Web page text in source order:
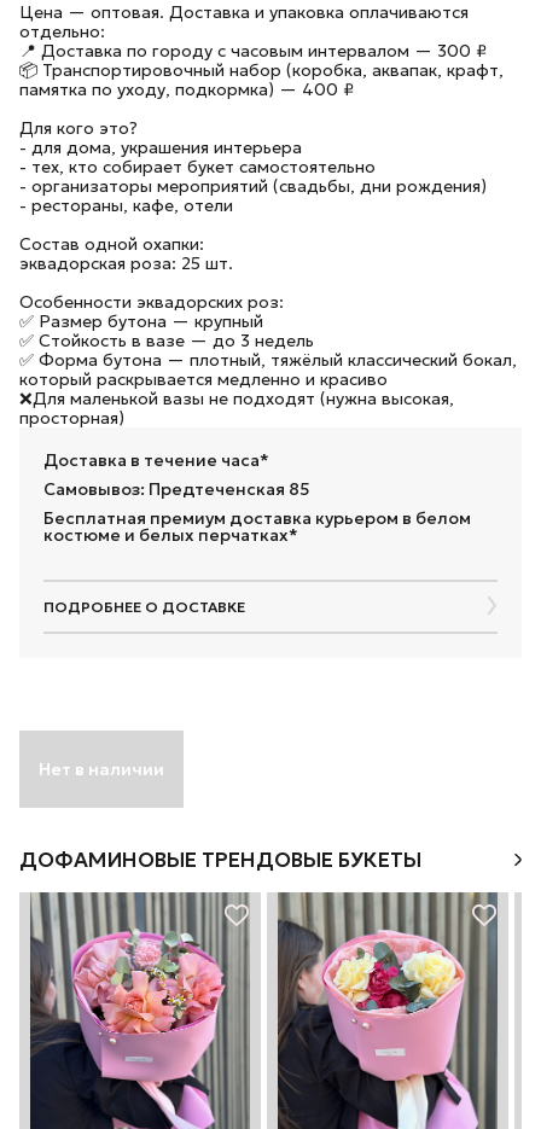
Цена — оптовая. Доставка и упаковка оплачиваются
отдельно:
📍 Доставка по городу с часовым интервалом — 300 ₽
📦 Транспортировочный набор (коробка, аквапак, крафт,
памятка по уходу, подкормка) — 400 ₽
Для кого это?
- для дома, украшения интерьера
- тех, кто собирает букет самостоятельно
- организаторы мероприятий (свадьбы, дни рождения)
- рестораны, кафе, отели
Состав одной охапки:
эквадорская роза: 25 шт.
Особенности эквадорских роз:
✅ Размер бутона — крупный
✅ Стойкость в вазе — до 3 недель
✅ Форма бутона — плотный, тяжёлый классический бокал,
который раскрывается медленно и красиво
❌Для маленькой вазы не подходят (нужна высокая,
просторная)
Доставка в течение часа*
Самовывоз: Предтеченская 85
Бесплатная премиум доставка курьером в белом
костюме и белых перчатках*
ПОДРОБНЕЕ О ДОСТАВКЕ
Нет в наличии
ДОФАМИНОВЫЕ ТРЕНДОВЫЕ БУКЕТЫ